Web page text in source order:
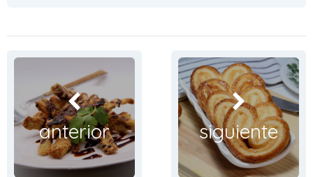
anterior siguiente